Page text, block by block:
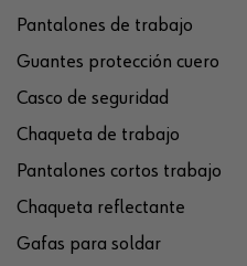
Pantalones de trabajo
Guantes protección cuero
Casco de seguridad
Chaqueta de trabajo
Pantalones cortos trabajo
Chaqueta reflectante
Gafas para soldar